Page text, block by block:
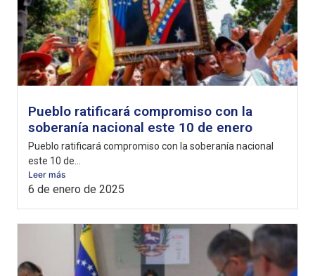
Pueblo ratificará compromiso con la
soberanía nacional este 10 de enero
Pueblo ratificará compromiso con la soberanía nacional
este 10 de...
Leer más
6 de enero de 2025